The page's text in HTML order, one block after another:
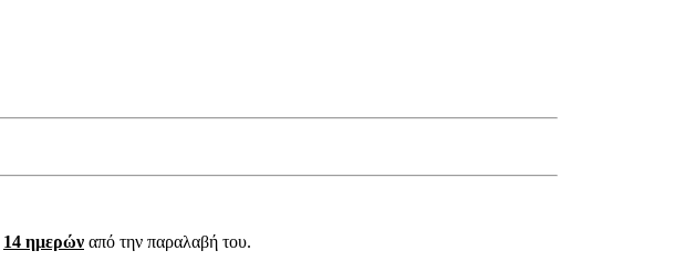
14 ημερών από την παραλαβή του.